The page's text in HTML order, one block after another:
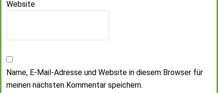
Website
Name, E-Mail-Adresse und Website in diesem Browser für
meinen nächsten Kommentar speichern.